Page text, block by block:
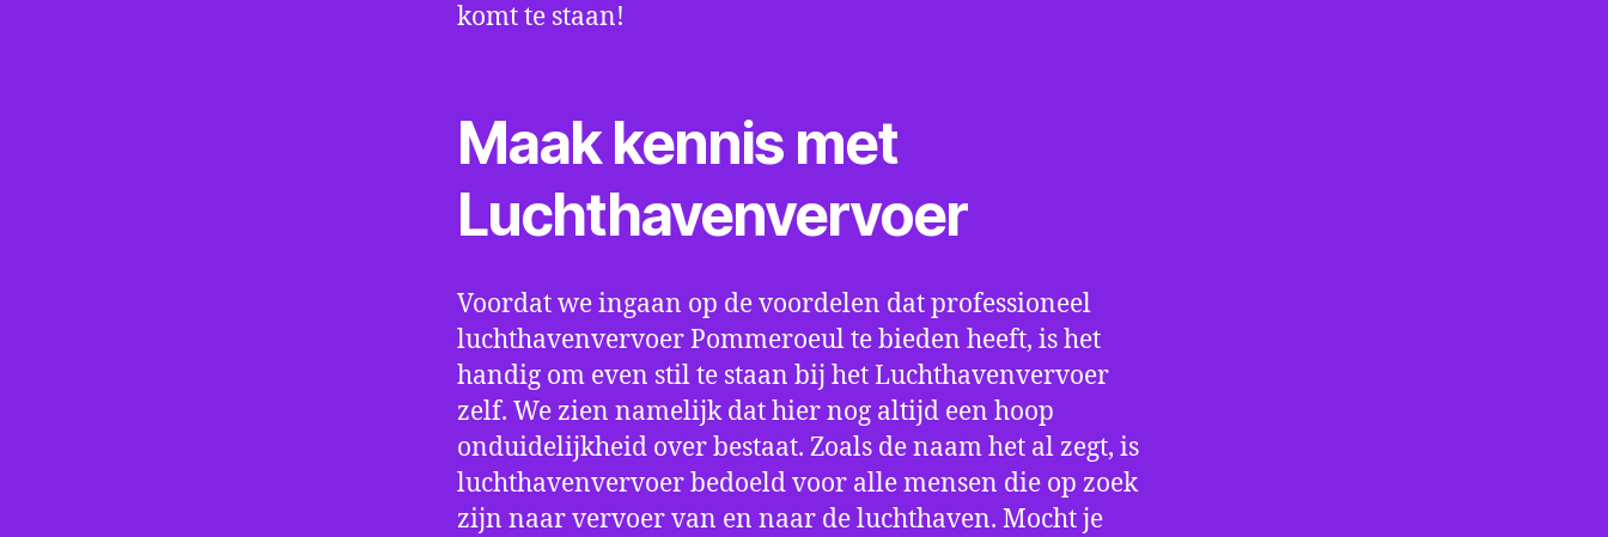
komt te staan!
Maak kennis met
Luchthavenvervoer
Voordat we ingaan op de voordelen dat professioneel
luchthavenvervoer Pommeroeul te bieden heeft, is het
handig om even stil te staan bij het Luchthavenvervoer
zelf. We zien namelijk dat hier nog altijd een hoop
onduidelijkheid over bestaat. Zoals de naam het al zegt, is
luchthavenvervoer bedoeld voor alle mensen die op zoek
zijn naar vervoer van en naar de luchthaven. Mocht je